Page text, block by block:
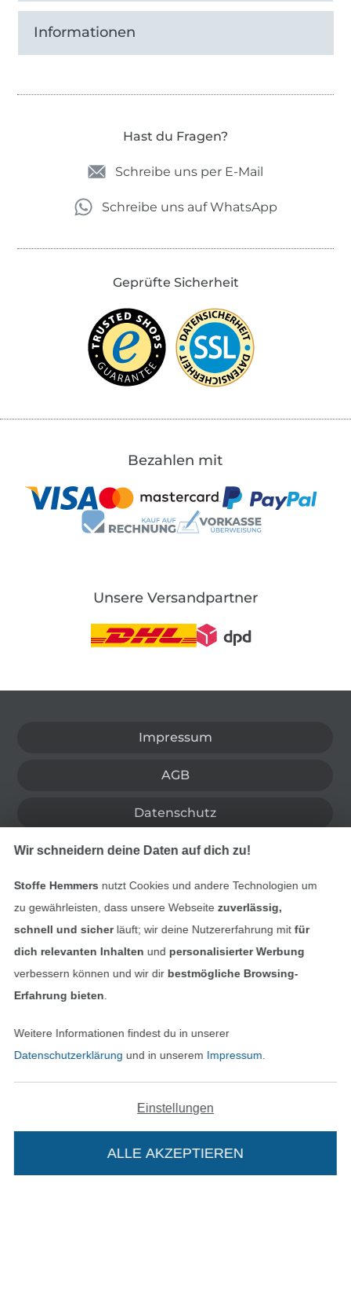
Informationen
Hast du Fragen?
Schreibe uns per E-Mail
Schreibe uns auf WhatsApp
Geprüfte Sicherheit
Bezahlen mit
Unsere Versandpartner
Impressum
AGB
Datenschutz
Widerrufsrecht
Kontakt
Bestellung widerrufen
Finde mehr Inspiration
Wir schneidern deine Daten auf dich zu!
Stoffe Hemmers nutzt Cookies und andere Technologien um
zu gewährleisten, dass unsere Webseite zuverlässig,
schnell und sicherläuft; wir deine Nutzererfahrung mitfür
dich relevanten Inhalten und personalisierter Werbung
verbessern können und wir dir bestmögliche Browsing-
Erfahrung bieten
Weitere Informationen findest du in unserer
Datenschutzerklärung und in unserem Impressum
Einstellungen
ALLE AKZEPTIEREN